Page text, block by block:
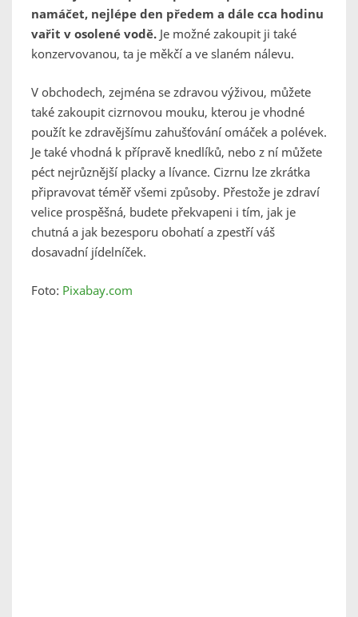
namáčet, nejlépe den předem a dále cca hodinu
vařit v osolené vodě. Je možné zakoupit ji také
konzervovanou, ta je měkčí a ve slaném nálevu.
V obchodech, zejména se zdravou výživou, můžete
také zakoupit cizrnovou mouku, kterou je vhodné
použít ke zdravějšímu zahušťování omáček a polévek.
Je také vhodná k přípravě knedlíků, nebo z ní můžete
péct nejrůznější placky a lívance. Cizrnu lze zkrátka
připravovat téměř všemi způsoby. Přestože je zdraví
velice prospěšná, budete překvapeni i tím, jak je
chutná a jak bezesporu obohatí a zpestří váš
dosavadní jídelníček.
Foto: Pixabay.com